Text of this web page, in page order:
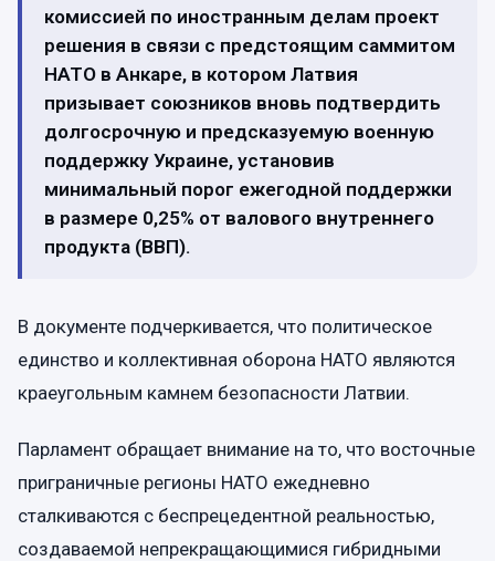
комиссией по иностранным делам проект
решения в связи с предстоящим саммитом
НАТО в Анкаре, в котором Латвия
призывает союзников вновь подтвердить
долгосрочную и предсказуемую военную
поддержку Украине, установив
минимальный порог ежегодной поддержки
в размере 0,25% от валового внутреннего
продукта (ВВП).
В документе подчеркивается, что политическое
единство и коллективная оборона НАТО являются
краеугольным камнем безопасности Латвии.
Парламент обращает внимание на то, что восточные
приграничные регионы НАТО ежедневно
сталкиваются с беспрецедентной реальностью,
создаваемой непрекращающимися гибридными